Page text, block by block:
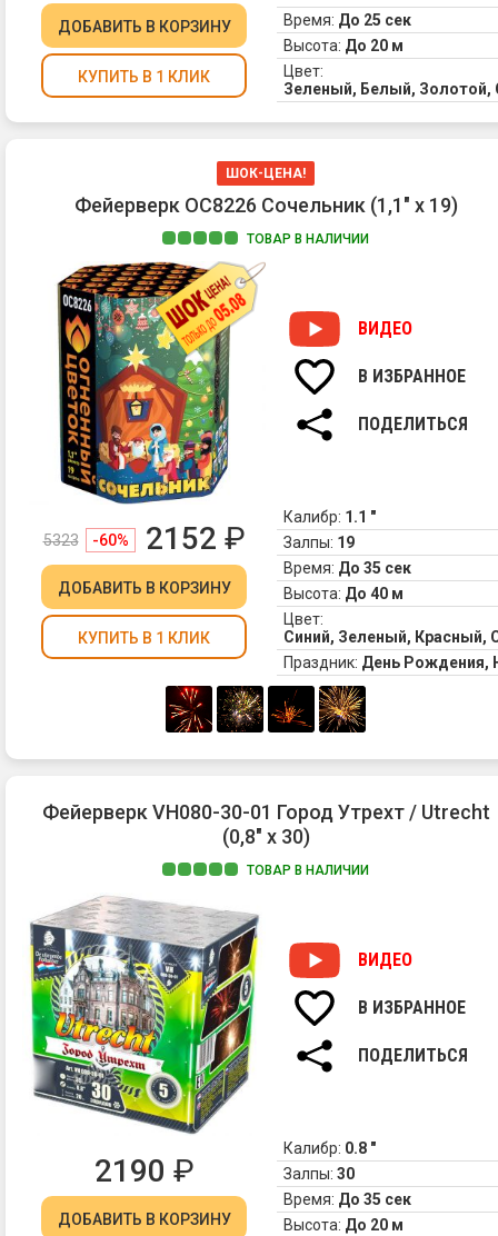
ДОБАВИТЬ В КОРЗИНУ
КУПИТЬ В 1 КЛИК
Время: До 25 сек
Высота: До 20 м
Цвет:
Зеленый, Белый,
ШОК-ЦЕНА!
Фейерверк ОС8226 Сочельник (1,1" х 19)
ТОВАР В НАЛИЧИИ
ВИДЕО
В ИЗБРАННОЕ
ПОДЕЛИТЬСЯ
5323 -60% 2152 ₽
ДОБАВИТЬ В КОРЗИНУ
КУПИТЬ В 1 КЛИК
Калибр: 1.1 "
Залпы: 19
Время: До 35 сек
Высота: До 40 м
Цвет:
Синий, Зеленый, Красный,
Праздник: День Рождения,
Фейерверк VH080-30-01 Город Утрехт / Utrecht
(0,8" х 30)
ТОВАР В НАЛИЧИИ
ВИДЕО
В ИЗБРАННОЕ
ПОДЕЛИТЬСЯ
2190 ₽
ДОБАВИТЬ В КОРЗИНУ
Калибр: 0.8 "
Залпы: 30
Время: До 35 сек
Высота: До 20 м